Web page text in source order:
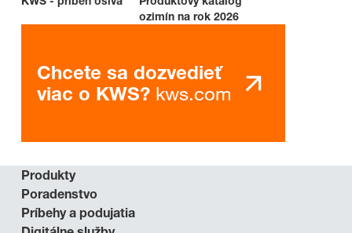
ozimín na rok 2026
Chcete sa dozvedieť
viac o KWS? kws.com
Produkty
Poradenstvo
Príbehy a podujatia